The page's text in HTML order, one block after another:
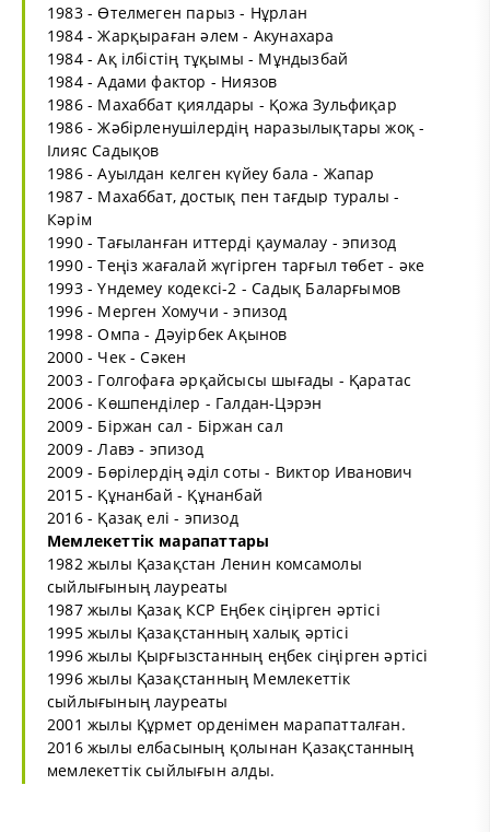
1983 - Өтелмеген парыз - Нұрлан
1984 - Жарқыраған әлем - Акунахара
1984 - Ақ ілбістің тұқымы - Мұндызбай
1984 - Адами фактор - Ниязов
1986 - Махаббат қиялдары - Қожа Зульфиқар
1986 - Жәбірленушілердің наразылықтары жоқ -
Ілияс Садықов
1986 - Ауылдан келген күйеу бала - Жапар
1987 - Махаббат, достық пен тағдыр туралы -
Кәрім
1990 - Тағыланған иттерді қаумалау - эпизод
1990 - Теңіз жағалай жүгірген тарғыл төбет - әке
1993 - Үндемеу кодексі-2 - Садық Баларғымов
1996 - Мерген Хомучи - эпизод
1998 - Омпа - Дәуірбек Ақынов
2000 - Чек - Сәкен
2003 - Голгофаға әрқайсысы шығады - Қаратас
2006 - Көшпенділер - Галдан-Цэрэн
2009 - Біржан сал - Біржан сал
2009 - Лавэ - эпизод
2009 - Бөрілердің әділ соты - Виктор Иванович
2015 - Құнанбай - Құнанбай
2016 - Қазақ елі - эпизод
Мемлекеттік марапаттары
1982 жылы Қазақстан Ленин комсамолы
сыйлығының лауреаты
1987 жылы Қазақ КСР Еңбек сіңірген әртісі
1995 жылы Қазақстанның халық әртісі
1996 жылы Қырғызстанның еңбек сіңірген әртісі
1996 жылы Қазақстанның Мемлекеттік
сыйлығының лауреаты
2001 жылы Құрмет орденімен марапатталған.
2016 жылы елбасының қолынан Қазақстанның
мемлекеттік сыйлығын алды.